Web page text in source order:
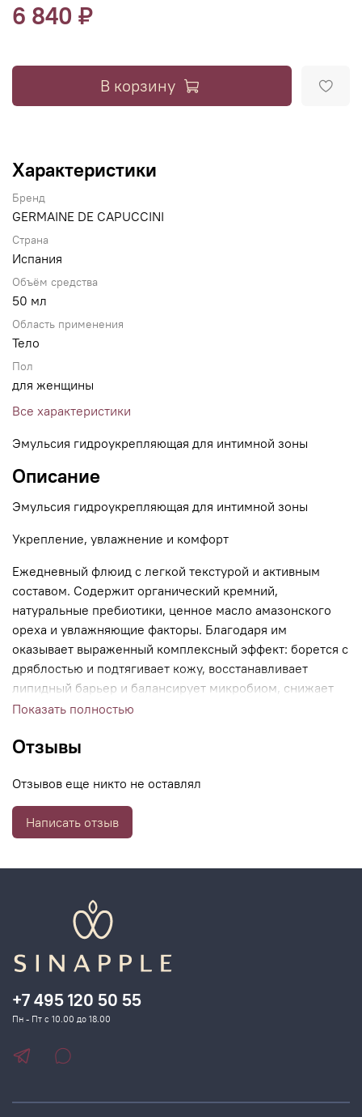
6 840 ₽
В корзину
Характеристики
Бренд
GERMAINE DE CAPUCCINI
Страна
Испания
Объём средства
50 мл
Область применения
Тело
Пол
для женщины
Все характеристики
Эмульсия гидроукрепляющая для интимной зоны
Описание
Эмульсия гидроукрепляющая для интимной зоны
Укрепление, увлажнение и комфорт
Ежедневный флюид с легкой текстурой и активным
составом. Содержит органический кремний,
натуральные пребиотики, ценное масло амазонского
ореха и увлажняющие факторы. Благодаря им
оказывает выраженный комплексный эффект: борется с
дряблостью и подтягивает кожу, восстанавливает
липидный барьер и балансирует микробиом, снижает
риск раздражений и воспалений. Также в состав входит
мягкость и гладкость. Легкая шелковистая текстура
оставляя ощущений липкости и дискомфорта. Подходит
для чувствительной кожи.
Показать полностью
Отзывы
Отзывов еще никто не оставлял
Написать отзыв
+7 495 120 50 55
Пн - Пт с 10.00 до 18.00